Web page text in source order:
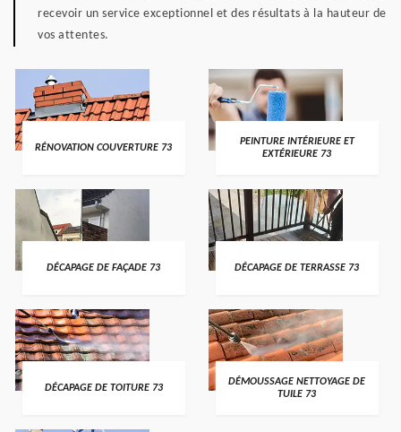
recevoir un service exceptionnel et des résultats à la hauteur de
vos attentes.
RÉNOVATION COUVERTURE 73
PEINTURE INTÉRIEURE ET
EXTÉRIEURE 73
DÉCAPAGE DE FAÇADE 73 DÉCAPAGE DE TERRASSE 73
DÉCAPAGE DE TOITURE 73
DÉMOUSSAGE NETTOYAGE DE
TUILE 73